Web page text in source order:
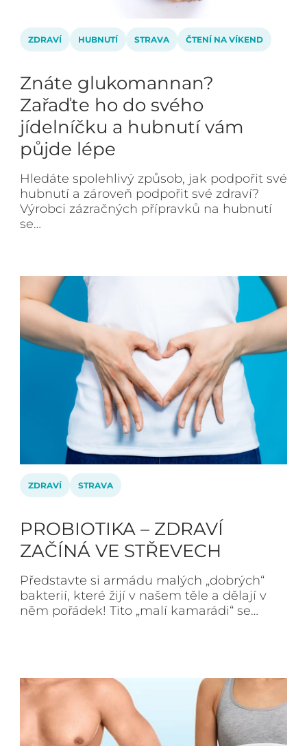
ZDRAVÍ HUBNUTÍ STRAVA ČTENÍ NA VÍKEND
Znáte glukomannan?
Zařaďte ho do svého
jídelníčku a hubnutí vám
půjde lépe
Hledáte spolehlivý způsob, jak podpořit své
hubnutí a zároveň podpořit své zdraví?
Výrobci zázračných přípravků na hubnutí
se…
ZDRAVÍ STRAVA
PROBIOTIKA – ZDRAVÍ
ZAČÍNÁ VE STŘEVECH
Představte si armádu malých „dobrých“
bakterií, které žijí v našem těle a dělají v
něm pořádek! Tito „malí kamarádi“ se…